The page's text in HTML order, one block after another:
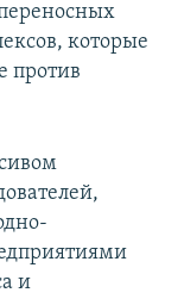
которые
против
и